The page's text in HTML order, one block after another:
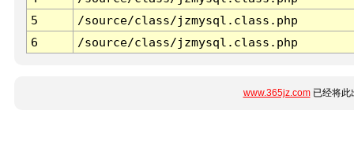
5
/source/class/jzmysql.class.php
6
/source/class/jzmysql.class.php
www.365jz.com已经将此